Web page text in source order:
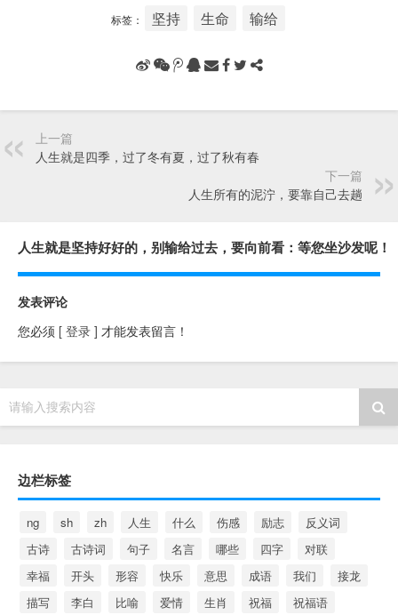
标签： 坚持 生命 输给
上一篇
人生就是四季，过了冬有夏，过了秋有春
下一篇
人生所有的泥泞，要靠自己去趟
人生就是坚持好好的，别输给过去，要向前看：等您坐沙发呢！
发表评论
您必须 [ 登录 ] 才能发表留言！
请输入搜索内容
边栏标签
ng sh zh 人生 什么 伤感 励志
反义词
古诗
古诗词 句子 名言 哪些 四字
对联
幸福
开头 形容 快乐 意思 成语 我们
接龙
描写
李白 比喻 爱情 生肖 祝福
祝福语